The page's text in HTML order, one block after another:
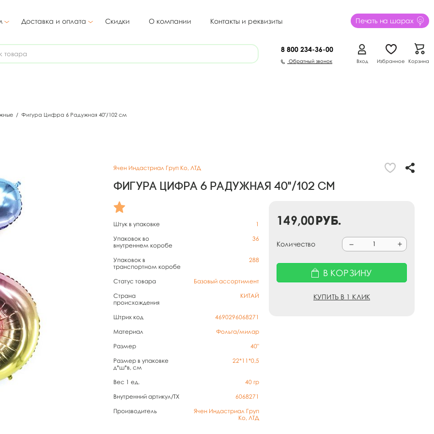
Доставка и оплата Скидки О компании Контакты и реквизиты Печать на шарах
8 800 234-36-00
Обратный звонок Вход Избранное Корзина
/ Фигура Цифра 6 Радужная 40"/102 см
Ячен Индастриал Груп Ко, ЛТД
Фигура Цифра 6 Радужная 40"/102 см
Штук в упаковке
1
Упаковок во
внутреннем коробе
36
Упаковок в
транспортном коробе
288
Статус товара
Базовый ассортимент
Страна
происхождения
КИТАЙ
Штрих код
4690296068271
Материал
Фольга/милар
Размер
40"
Размер в упаковке
д*ш*в, см
22*11*0,5
Вес 1 ед. 40 гр
Внутренний артикул/TX
6068271
Производитель
Ячен Индастриал Груп
Ко, ЛТД
149,00руб.
Количество
В КОРЗИНУ
КУПИТЬ В 1 КЛИК